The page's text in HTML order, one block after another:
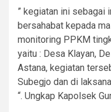
” kegiatan ini sebagai
bersahabat kepada
monitoring PPKM
yaitu : Desa Klayan,
Astana, kegiatan
Subegjo dan di
“. Ungkap Kapolsek